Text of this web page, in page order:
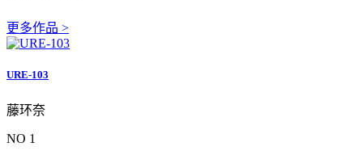
更多作品 >
URE-103
藤环奈
NO 1